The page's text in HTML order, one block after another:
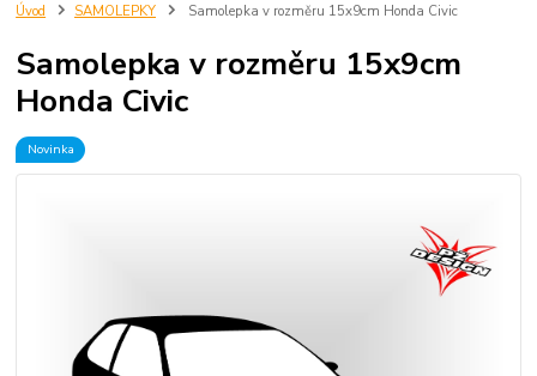
Úvod SAMOLEPKY Samolepka v rozměru 15x9cm Honda Civic
Samolepka v rozměru 15x9cm
Honda Civic
Novinka